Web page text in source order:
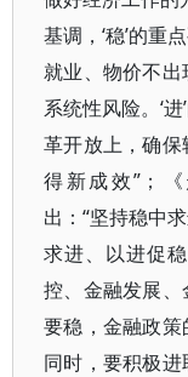
基调，‘稳’的重
就业、物价不
系统性风险。‘
革开放上，确
得新成效”；
出：“坚持稳中
求进、以进促
控、金融发展
要稳，金融政策
同时，要积极